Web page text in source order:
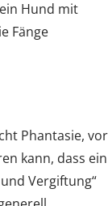
Hund mit
Fänge
Phantasie, vor
kann, dass ein
Vergiftung“